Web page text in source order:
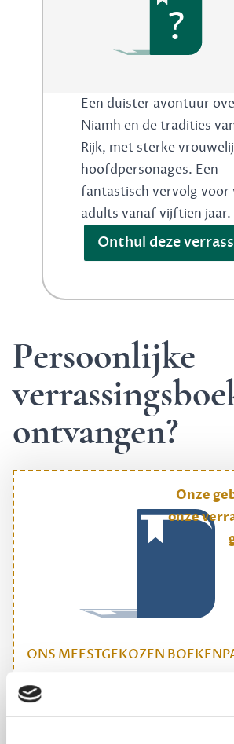
?
Een duister avontuur
Niamh en de tradities
Rijk, met sterke
hoofdpersonages. Een
fantastisch vervolg voor
adults vanaf vijftien jaar.
Onthul deze
Persoonlijke
ontvangen?
ONS MEESTGEKOZEN
Dewey Plus
Een originele manier om je
Onze
onze